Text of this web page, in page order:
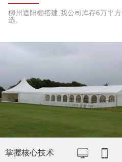
柳州遮阳棚搭建,我公司库存6万平
选。
掌握核心技术